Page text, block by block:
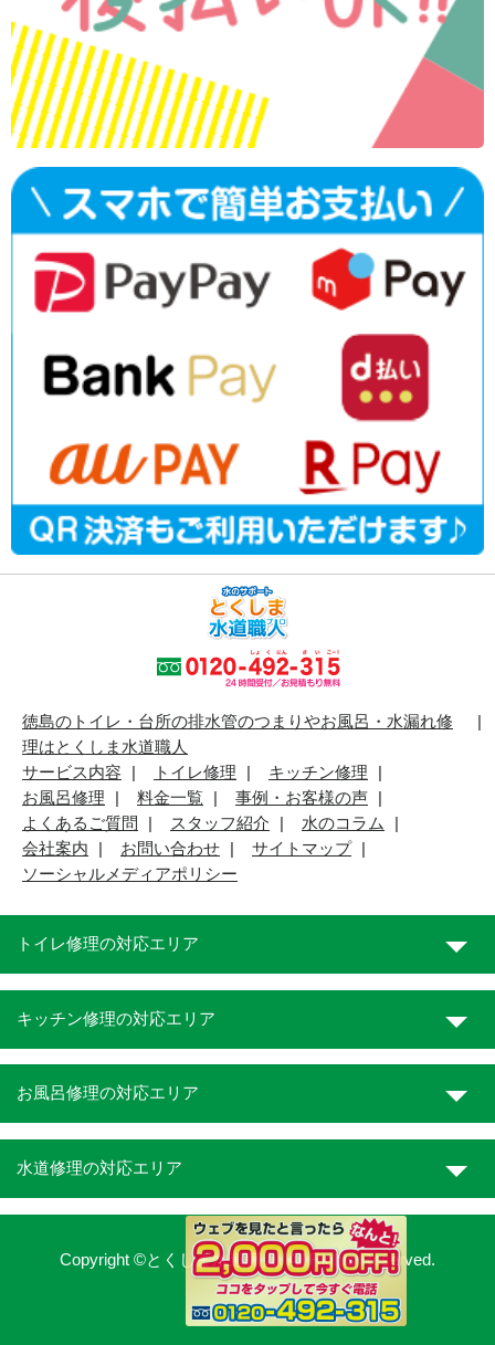
徳島のトイレ・台所の排水管のつまりやお風呂・水漏れ修
理はとくしま水道職人
サービス内容
トイレ修理
キッチン修理
お風呂修理
料金一覧
事例・お客様の声
よくあるご質問
スタッフ紹介
水のコラム
会社案内
お問い合わせ
サイトマップ
ソーシャルメディアポリシー
トイレ修理の対応エリア
キッチン修理の対応エリア
お風呂修理の対応エリア
水道修理の対応エリア
Copyright ©とくしま水道職人. All Rights Reserved.